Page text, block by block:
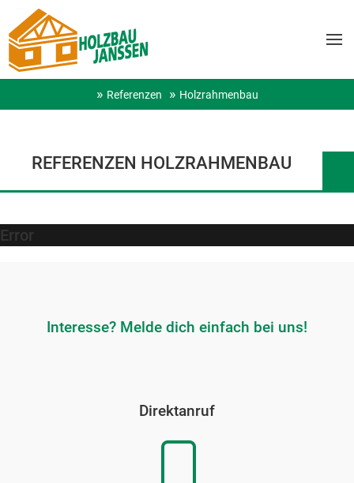
Referenzen Holzrahmenbau
REFERENZEN HOLZRAHMENBAU
Error
Interesse? Melde dich einfach bei uns!
Direktanruf